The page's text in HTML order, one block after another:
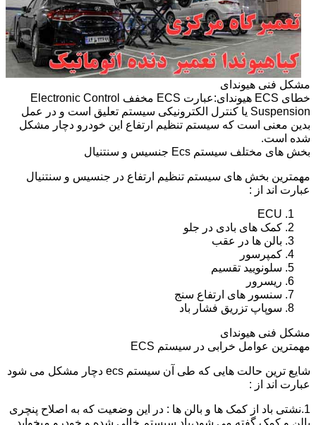
مشکل فنی هیوندای
خطای ECS هیوندای:عبارت ECS مخفف Electronic Control
Suspension یا کنترل الکترونیکی سیستم تعلیق است و در عمل
بدین معنی است که سیستم تنظیم ارتفاع این خودرو دچار مشکل
شده است.
بخش های مختلف سیستم Ecs جنسیس و سنتنیال
مهمترین بخش های سیستم تنظیم ارتفاع در جنسیس و سنتنیال
عبارت اند از :
ECU
کمک های بادی در جلو
بالن ها در عقب
کمپرسور
سلونویید تقسیم
ریسرور
سنسور های ارتفاع سنج
سوپاپ تزریق فشار باد
مشکل فنی هیوندای
مهمترین عوامل خرابی در سیستم ECS
شایع ترین حالت هایی که طی آن سیستم ecs دچار مشکل می شود
عبارت اند از :
1.نشتی باد از کمک ها و بالن ها : در این وضعیت که به اصلاح پنچری